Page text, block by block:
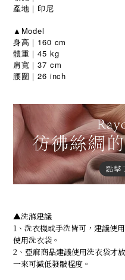
產地 ｜印尼
▲Model
身高｜160 cm
體重｜45 kg
肩寬｜37 cm
腰圍｜26 inch
▲洗滌建議
1、洗衣機或手洗皆可，建議使
使用洗衣袋。
2、亞麻商品建議使用洗衣袋才
一來可減低發皺程度。